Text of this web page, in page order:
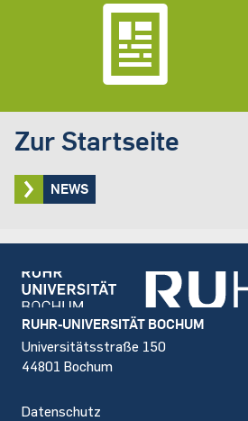
Zur Startseite
NEWS
Footer
RUHR-UNIVERSITÄT BOCHUM
Universitätsstraße 150
44801 Bochum
Datenschutz